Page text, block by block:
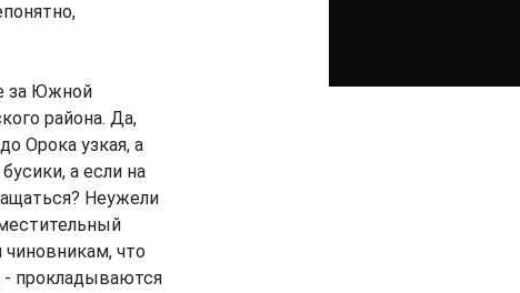
за Южной
района. Да,
Орока узкая, а
а если на
Неужели
что
- прокладываются